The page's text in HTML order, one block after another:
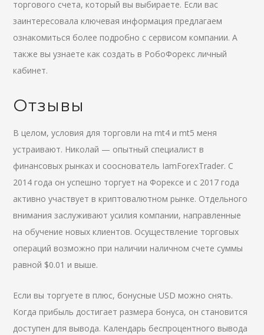
торгового счета, который вы выбираете. Если вас
заинтересовала ключевая информация предлагаем
ознакомиться более подробно с сервисом компании. А
также вы узнаете как создать в РобоФорекс личный
кабинет.
Отзывы
В целом, условия для торговли на mt4 и mt5 меня
устраивают. Николай — опытный специалист в
финансовых рынках и сооснователь IamForexTrader. С
2014 года он успешно торгует на Форексе и с 2017 года
активно участвует в криптовалютном рынке. Отдельного
внимания заслуживают усилия компании, направленные
на обучение новых клиентов. Осуществление торговых
операций возможно при наличии наличном счете суммы
равной $0.01 и выше.
Если вы торгуете в плюс, бонусные USD можно снять.
Когда прибыль достигает размера бонуса, он становится
доступен для вывода. Календарь беспроцентного вывода